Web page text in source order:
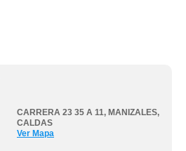
CARRERA 23 35 A 11, MANIZALES,
CALDAS
Ver Mapa